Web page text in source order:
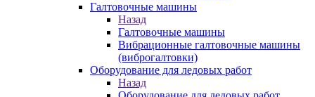
Галтовочные машины
Назад
Галтовочные машины
Вибрационные галтовочные машины
(виброгалтовки)
Оборудование для ледовых работ
Назад